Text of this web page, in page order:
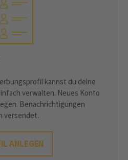
kannst du deine
verwalten. Neues Konto
Benachrichtigungen
versendet.
ANLEGEN